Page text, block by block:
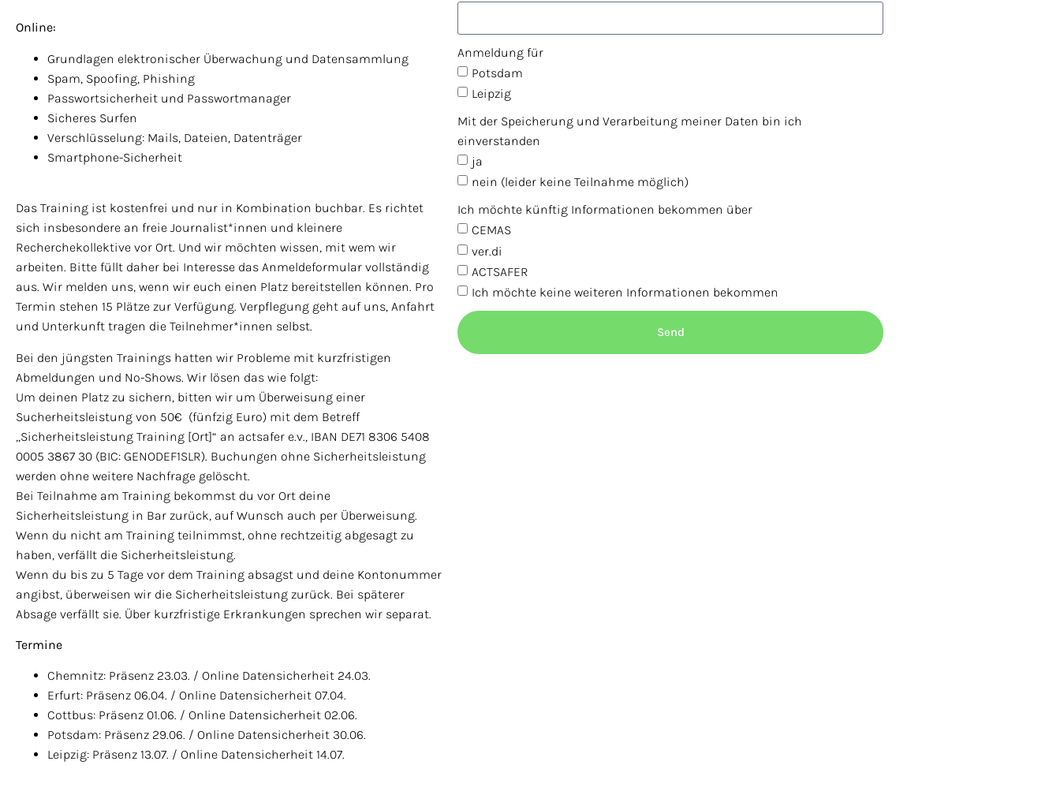
Online:
Grundlagen elektronischer Überwachung und Datensammlung
Spam, Spoofing, Phishing
Passwortsicherheit und Passwortmanager
Sicheres Surfen
Verschlüsselung: Mails, Dateien, Datenträger
Smartphone-Sicherheit
Das Training ist kostenfrei und nur in Kombination buchbar. Es richtet
sich insbesondere an freie Journalist*innen und kleinere
Recherchekollektive vor Ort. Und wir möchten wissen, mit wem wir
arbeiten. Bitte füllt daher bei Interesse das Anmeldeformular vollständig
aus. Wir melden uns, wenn wir euch einen Platz bereitstellen können. Pro
Termin stehen 15 Plätze zur Verfügung. Verpflegung geht auf uns, Anfahrt
und Unterkunft tragen die Teilnehmer*innen selbst.
Bei den jüngsten Trainings hatten wir Probleme mit kurzfristigen
Abmeldungen und No-Shows. Wir lösen das wie folgt:
Um deinen Platz zu sichern, bitten wir um Überweisung einer
Sucherheitsleistung von 50€ (fünfzig Euro) mit dem Betreff
„Sicherheitsleistung Training [Ort]“ an actsafer e.v., IBAN DE71 8306 5408
0005 3867 30 (BIC: GENODEF1SLR). Buchungen ohne Sicherheitsleistung
werden ohne weitere Nachfrage gelöscht.
Bei Teilnahme am Training bekommst du vor Ort deine
Sicherheitsleistung in Bar zurück, auf Wunsch auch per Überweisung.
Wenn du nicht am Training teilnimmst, ohne rechtzeitig abgesagt zu
haben, verfällt die Sicherheitsleistung.
Wenn du bis zu 5 Tage vor dem Training absagst und deine Kontonummer
angibst, überweisen wir die Sicherheitsleistung zurück. Bei späterer
Absage verfällt sie. Über kurzfristige Erkrankungen sprechen wir separat.
Termine
Chemnitz: Präsenz 23.03. / Online Datensicherheit 24.03.
Erfurt: Präsenz 06.04. / Online Datensicherheit 07.04.
Cottbus: Präsenz 01.06. / Online Datensicherheit 02.06.
Potsdam: Präsenz 29.06. / Online Datensicherheit 30.06.
Leipzig: Präsenz 13.07. / Online Datensicherheit 14.07.
Anmeldung für
Potsdam
Leipzig
Mit der Speicherung und Verarbeitung meiner Daten bin ich
einverstanden
ja
nein (leider keine Teilnahme möglich)
Ich möchte künftig Informationen bekommen über
CEMAS
ver.di
ACTSAFER
Ich möchte keine weiteren Informationen bekommen
Send